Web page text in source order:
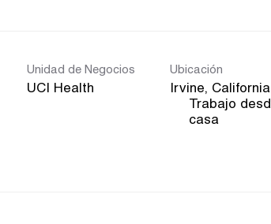
Unidad de Negocios
UCI Health
Ubicación
Trabajo
casa